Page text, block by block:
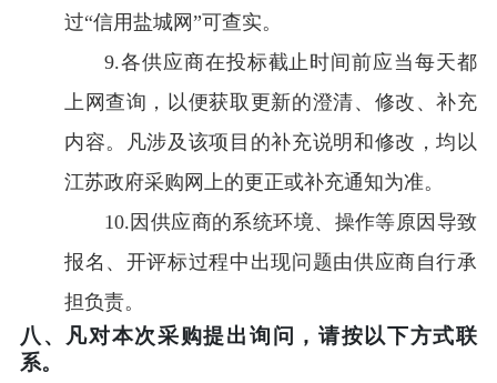
过“信用盐城网”可查实。
9.各供应商在投标截止时间前应当每天都
上网查询，以便获取更新的澄清、修改、补充
内容。凡涉及该项目的补充说明和修改，均以
江苏政府采购网上的更正或补充通知为准。
10.因供应商的系统环境、操作等原因导致
报名、开评标过程中出现问题由供应商自行承
担负责。
八、凡对本次采购提出询问，请按以下方式联
系。